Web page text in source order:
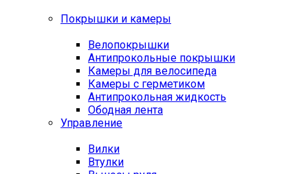
Покрышки и камеры
Велопокрышки
Антипрокольные покрышки
Камеры для велосипеда
Камеры с герметиком
Антипрокольная жидкость
Ободная лента
Управление
Вилки
Втулки